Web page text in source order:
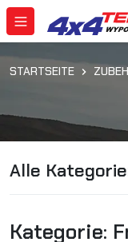
STARTSEITE
Alle
Kategorie: